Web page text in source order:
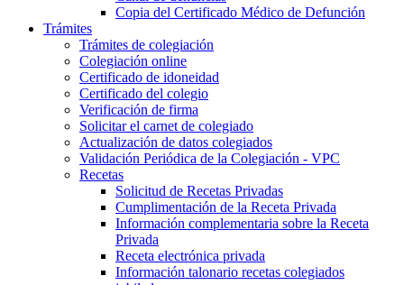
Copia del Certificado Médico de Defunción
Trámites
Trámites de colegiación
Colegiación online
Certificado de idoneidad
Certificado del colegio
Verificación de firma
Solicitar el carnet de colegiado
Actualización de datos colegiados
Validación Periódica de la Colegiación - VPC
Recetas
Solicitud de Recetas Privadas
Cumplimentación de la Receta Privada
Información complementaria sobre la Receta
Privada
Receta electrónica privada
Información talonario recetas colegiados